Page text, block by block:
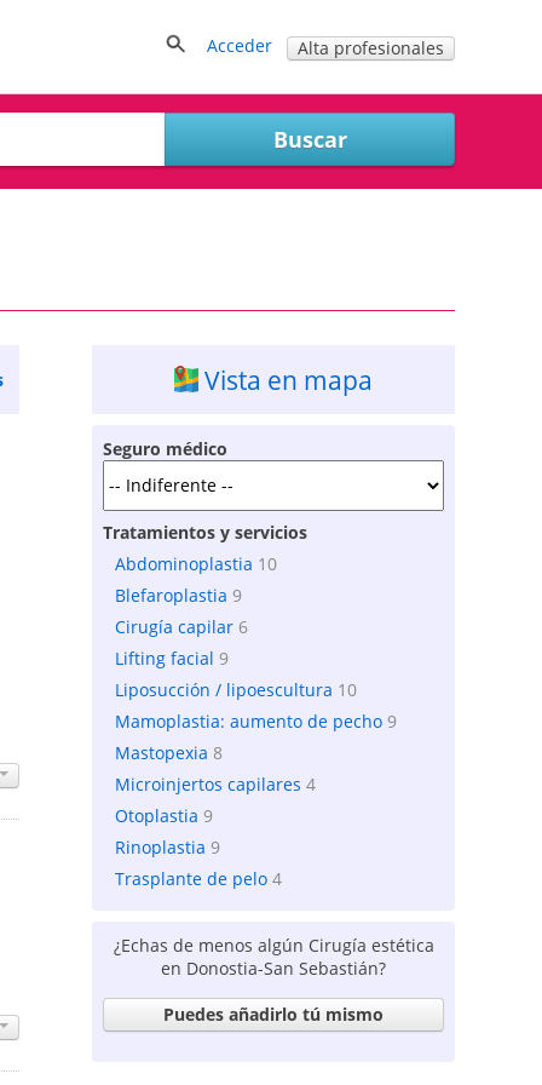
Acceder Alta profesionales
Vista en mapa
Seguro médico
Tratamientos y servicios
Abdominoplastia 10
Blefaroplastia 9
Cirugía capilar 6
Lifting facial 9
Liposucción / lipoescultura 10
Mamoplastia: aumento de pecho 9
Mastopexia 8
Microinjertos capilares 4
Otoplastia 9
Rinoplastia 9
Trasplante de pelo 4
¿Echas de menos algún Cirugía estética
en Donostia-San Sebastián?
Puedes añadirlo tú mismo